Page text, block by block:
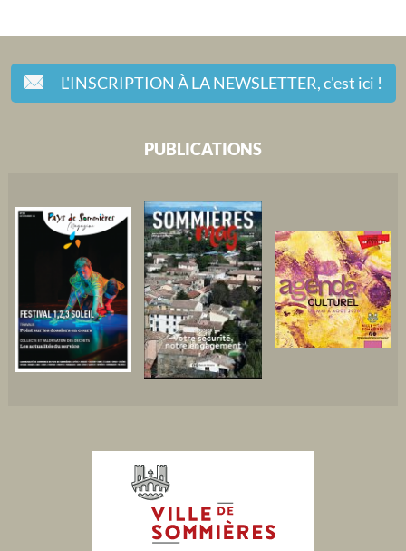
L'INSCRIPTION À LA NEWSLETTER,c'est ici !
PUBLICATIONS